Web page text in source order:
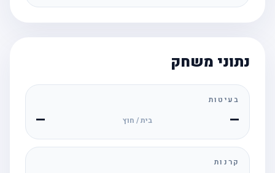
נתוני משחק
בעיטות
— בית / חוץ —
קרנות